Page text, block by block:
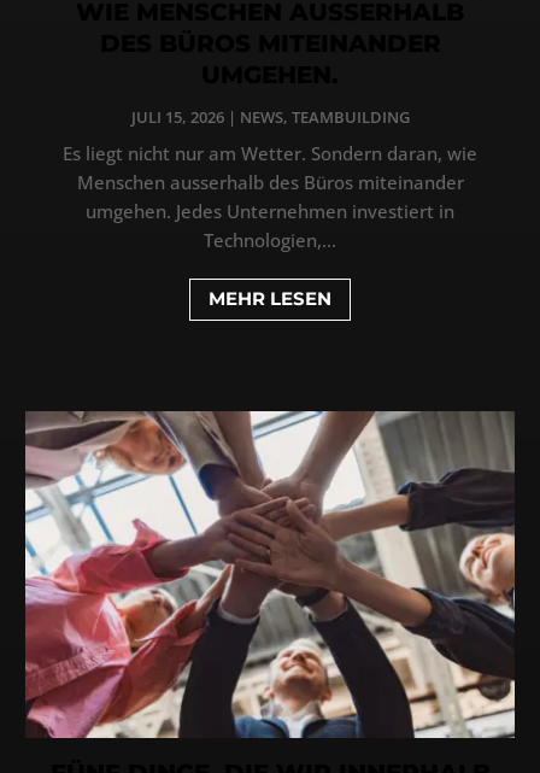
JULI 15, 2026| NEWS, TEAMBUILDING
Es liegt nicht nur am Wetter. Sondern daran, wie
Menschen ausserhalb des Büros miteinander
umgehen. Jedes Unternehmen investiert in
Technologien,...
MEHR LESEN